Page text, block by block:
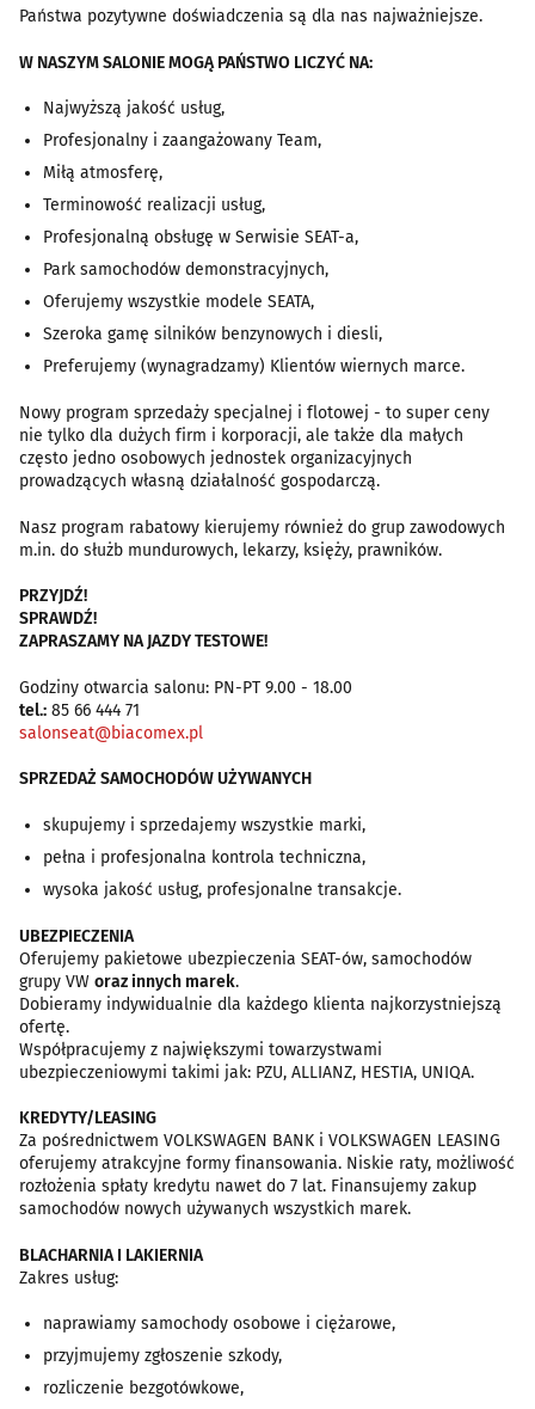
Państwa pozytywne doświadczenia są dla nas najważniejsze.
W NASZYM SALONIE MOGĄ PAŃSTWO LICZYĆ NA:
Najwyższą jakość usług,
Profesjonalny i zaangażowany Team,
Miłą atmosferę,
Terminowość realizacji usług,
Profesjonalną obsługę w Serwisie SEAT-a,
Park samochodów demonstracyjnych,
Oferujemy wszystkie modele SEATA,
Szeroka gamę silników benzynowych i diesli,
Preferujemy (wynagradzamy) Klientów wiernych marce.
Nowy program sprzedaży specjalnej i flotowej - to super ceny
nie tylko dla dużych firm i korporacji, ale także dla małych
często jedno osobowych jednostek organizacyjnych
prowadzących własną działalność gospodarczą.
Nasz program rabatowy kierujemy również do grup zawodowych
m.in. do służb mundurowych, lekarzy, księży, prawników.
PRZYJDŹ!
SPRAWDŹ!
ZAPRASZAMY NA JAZDY TESTOWE!
Godziny otwarcia salonu: PN-PT 9.00 - 18.00
tel.: 85 66 444 71
salonseat@biacomex.pl
SPRZEDAŻ SAMOCHODÓW UŻYWANYCH
skupujemy i sprzedajemy wszystkie marki,
pełna i profesjonalna kontrola techniczna,
wysoka jakość usług, profesjonalne transakcje.
UBEZPIECZENIA
Oferujemy pakietowe ubezpieczenia SEAT-ów, samochodów
grupy VW oraz innych marek.
Dobieramy indywidualnie dla każdego klienta najkorzystniejszą
ofertę.
Współpracujemy z największymi towarzystwami
ubezpieczeniowymi takimi jak: PZU, ALLIANZ, HESTIA, UNIQA.
KREDYTY/LEASING
Za pośrednictwem VOLKSWAGEN BANK i VOLKSWAGEN LEASING
oferujemy atrakcyjne formy finansowania. Niskie raty, możliwość
rozłożenia spłaty kredytu nawet do 7 lat. Finansujemy zakup
samochodów nowych używanych wszystkich marek.
BLACHARNIA I LAKIERNIA
Zakres usług:
naprawiamy samochody osobowe i ciężarowe,
przyjmujemy zgłoszenie szkody,
rozliczenie bezgotówkowe,